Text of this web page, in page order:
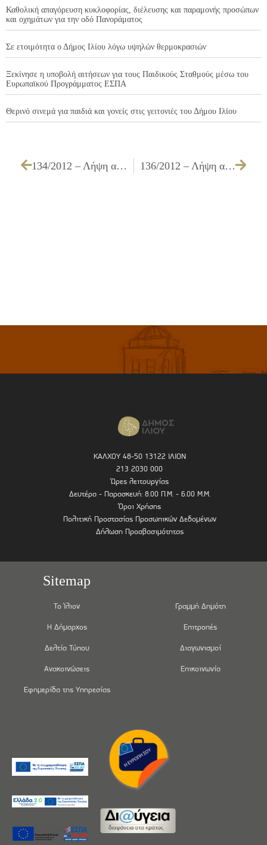
Καθολική απαγόρευση κυκλοφορίας, διέλευσης και παραμονής προσώπων
και οχημάτων για την οδό Πανοράματος
Σε ετοιμότητα ο Δήμος Ιλίου λόγω υψηλών θερμοκρασιών
Ξεκίνησε η υποβολή αιτήσεων για τους Παιδικούς Σταθμούς μέσω του
Ευρωπαϊκού Προγράμματος ΕΣΠΑ
Θερινό σινεμά για παιδιά και γονείς στις γειτονιές του Δήμου Ιλίου
134/2012 – Λήψη απόφασης για την έγκριση διάθεσης πίστωσης ποσού 55.350,00 € για την κατασκευή του έργου ΔΙΑΜΟΡΦΩΣΗ ΔΙΑΝΟΙΧΘΕΝΤΩΝ ΟΔΩΝ ΕΡΓ. Α2/12 136/2012 – Λήψη απόφασης για την έγκριση επιπλέον διάθεσης πίστωσης του έργου ΚΑΤΑΣΚΕΥΗ ΑΣΦΑΛΤΟΤΑΠΗΤΑ ΟΔΩΝ ΤΟΥ ΔΗΜΟΥ ΕΡΓ. Α3/10
ΚΑΛΧΟΥ 48-50 13122 ΙΛΙΟΝ
213 2030 000
Ώρες λειτουργίας
Δευτέρα - Παρασκευή: 8.00 Π.Μ. - 6.00 Μ.Μ.
Όροι Χρήσης
Πολιτική Προστασίας Προσωπικών Δεδομένων
Δήλωση Προσβασιμότητας
Sitemap
Το Ίλιον
Η Δήμαρχος
Δελτία Τύπου
Ανακοινώσεις
Εφημερίδα της Υπηρεσίας
Γραμμή Δημότη
Επιτροπές
Διαγωνισμοί
Επικοινωνία